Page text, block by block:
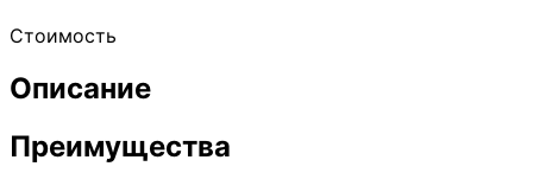
Стоимость
Описание
Преимущества